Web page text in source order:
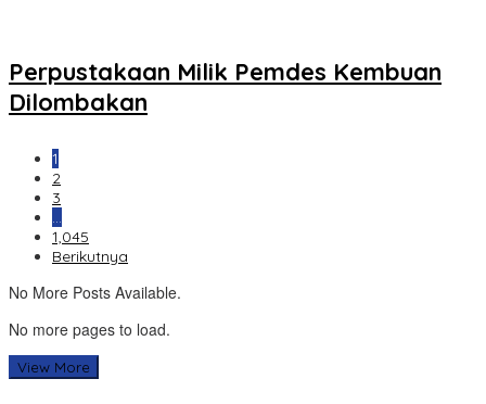
Perpustakaan Milik Pemdes Kembuan
Dilombakan
1
2
3
…
1,045
Berikutnya
No More Posts Available.
No more pages to load.
View More